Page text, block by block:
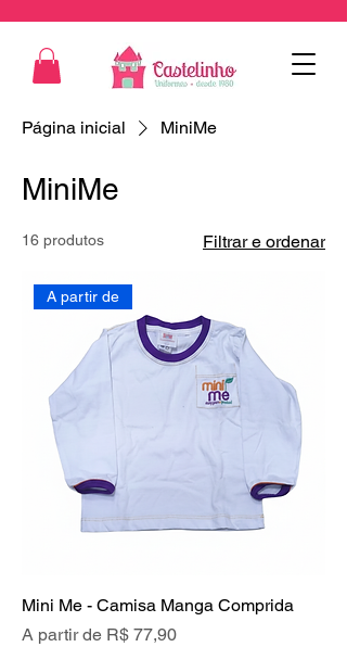
Página inicial MiniMe
MiniMe
16 produtos Filtrar e ordenar
A partir de
Mini Me - Camisa Manga Comprida
A partir de R$ 77,90
Preço promocional